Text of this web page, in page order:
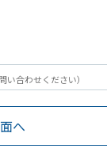
い合わせください）